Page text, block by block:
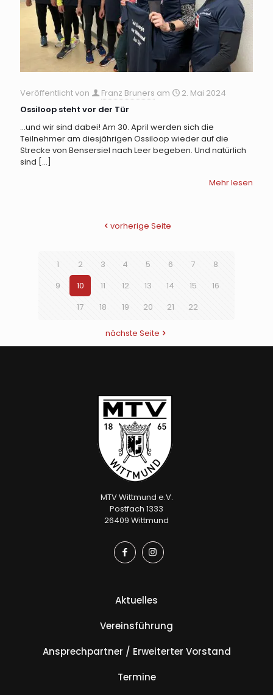
Veröffentlicht von Franz Bruners am
2. Mai 2024
Ossiloop steht vor der Tür
…und wir sind dabei! Am 30. April werden sich die
Teilnehmer am diesjährigen Ossiloop wieder auf die
Strecke von Bensersiel nach Leer begeben. Und natürlich
sind […]
Mehr lesen
vorherige Seite
1 2 3 4 5 6 7
8
9
10 11 12 13 14 15
16
17
18 19 20 21 22
nächste Seite
MTV Wittmund e.V.
Postfach 1333
26409 Wittmund
Aktuelles
Vereinsführung
Ansprechpartner / Erweiterter Vorstand
Termine